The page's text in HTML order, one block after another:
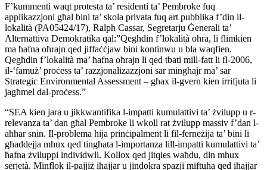
F’kummenti waqt protesta ta’ residenti ta’ Pembroke fuq
applikazzjoni għal bini ta’ skola privata fuq art pubblika f’din il-
lokalità (PA05424/17), Ralph Cassar, Segretarju Ġenerali ta’
Alternattiva Demokratika qal:”Qeghdin f’lokalità oħra, li flimkien
ma ħafna oħrajn qed jiffaċċjaw bini kontinwu u bla waqfien.
Qegħdin f’lokalità ma’ ħafna oħrajn li qed tbati mill-fatt li fl-2006,
il-‘famuż’ proċess ta’ razzjonalizazzjoni sar mingħajr ma’ sar
Strategic Environmental Assessment – għax il-gvern kien irrifjuta li
jagħmel dal-proċess.”
“SEA kien jara u jikkwantifika l-impatti kumulattivi ta’ żvilupp u r-
relevanza ta’ dan għal Pembroke li wkoll rat żvilupp massiv f’dan l-
aħħar snin. Il-problema hija prinċipalment li fil-ferneżija ta’ bini li
għaddejja mhux qed tingħata l-importanza lill-impatti kumulattivi ta’
ħafna żviluppi individwli. Kollox qed jitqies waħdu, din mhux
serjetà. Minflok il-pajjiż iħajjar u jindokra spazji miftuħa qed iħajjar